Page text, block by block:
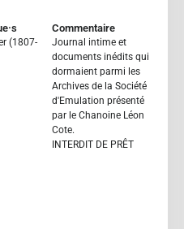
(1807-
Commentaire
Journal intime et
documents inédits qui
dormaient parmi les
Archives de la Société
d'Emulation présenté
par le Chanoine Léon
Cote.
INTERDIT DE PRÊT